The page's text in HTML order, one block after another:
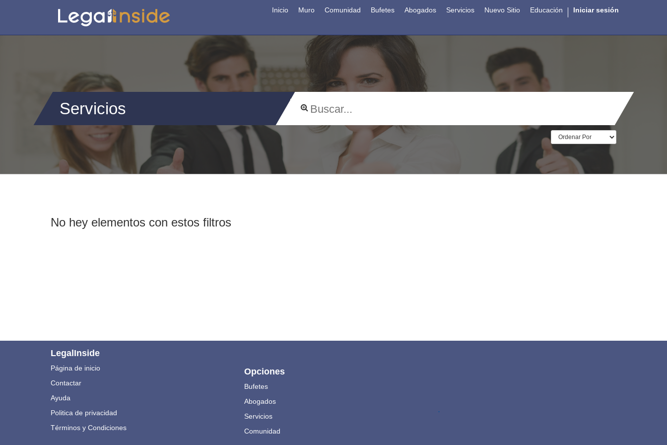
Inicio Muro Comunidad Bufetes Abogados Servicios Nuevo Sitio Educación Iniciar sesión
Servicios
No hey elementos con estos filtros
LegalInside
Página de inicio
Contactar
Ayuda
Politica de privacidad
Términos y Condiciones
Opciones
Bufetes
Abogados
Servicios
Comunidad
.